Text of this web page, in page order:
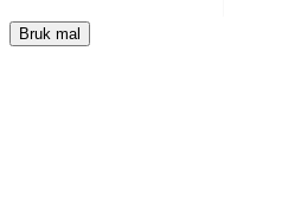
Bruk mal